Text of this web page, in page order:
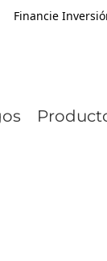
Financie